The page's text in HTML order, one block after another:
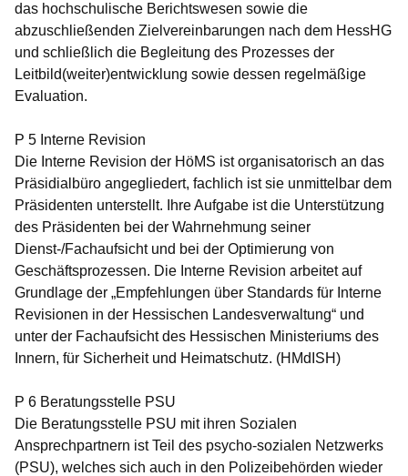
das hochschulische Berichtswesen sowie die
abzuschließenden Zielvereinbarungen nach dem HessHG
und schließlich die Begleitung des Prozesses der
Leitbild(weiter)entwicklung sowie dessen regelmäßige
Evaluation.
P 5 Interne Revision
Die Interne Revision der HöMS ist organisatorisch an das
Präsidialbüro angegliedert, fachlich ist sie unmittelbar dem
Präsidenten unterstellt. Ihre Aufgabe ist die Unterstützung
des Präsidenten bei der Wahrnehmung seiner
Dienst-/Fachaufsicht und bei der Optimierung von
Geschäftsprozessen. Die Interne Revision arbeitet auf
Grundlage der „Empfehlungen über Standards für Interne
Revisionen in der Hessischen Landesverwaltung“ und
unter der Fachaufsicht des Hessischen Ministeriums des
Innern, für Sicherheit und Heimatschutz. (HMdISH)
P 6 Beratungsstelle PSU
Die Beratungsstelle PSU mit ihren Sozialen
Ansprechpartnern ist Teil des psycho-sozialen Netzwerks
(PSU), welches sich auch in den Polizeibehörden wieder